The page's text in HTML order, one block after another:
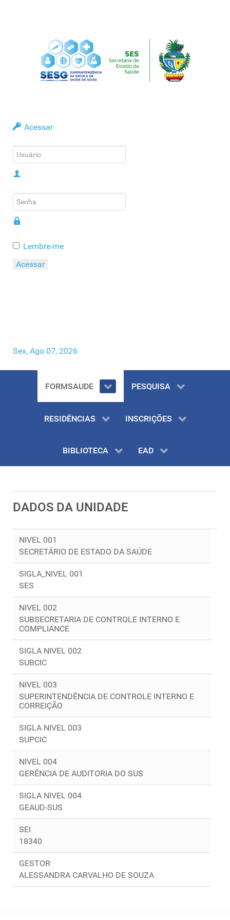
Acessar
Lembre-me
Acessar
Sex, Ago 07, 2026
FORMSAUDE PESQUISA
RESIDÊNCIAS INSCRIÇÕES
BIBLIOTECA EAD
DADOS DA UNIDADE
NIVEL 001
SECRETÁRIO DE ESTADO DA SAÚDE
SIGLA_NIVEL 001
SES
NIVEL 002
SUBSECRETARIA DE CONTROLE INTERNO E
COMPLIANCE
SIGLA NIVEL 002
SUBCIC
NIVEL 003
SUPERINTENDÊNCIA DE CONTROLE INTERNO E
CORREIÇÃO
SIGLA NIVEL 003
SUPCIC
NIVEL 004
GERÊNCIA DE AUDITORIA DO SUS
SIGLA NIVEL 004
GEAUD-SUS
SEI
18340
GESTOR
ALESSANDRA CARVALHO DE SOUZA